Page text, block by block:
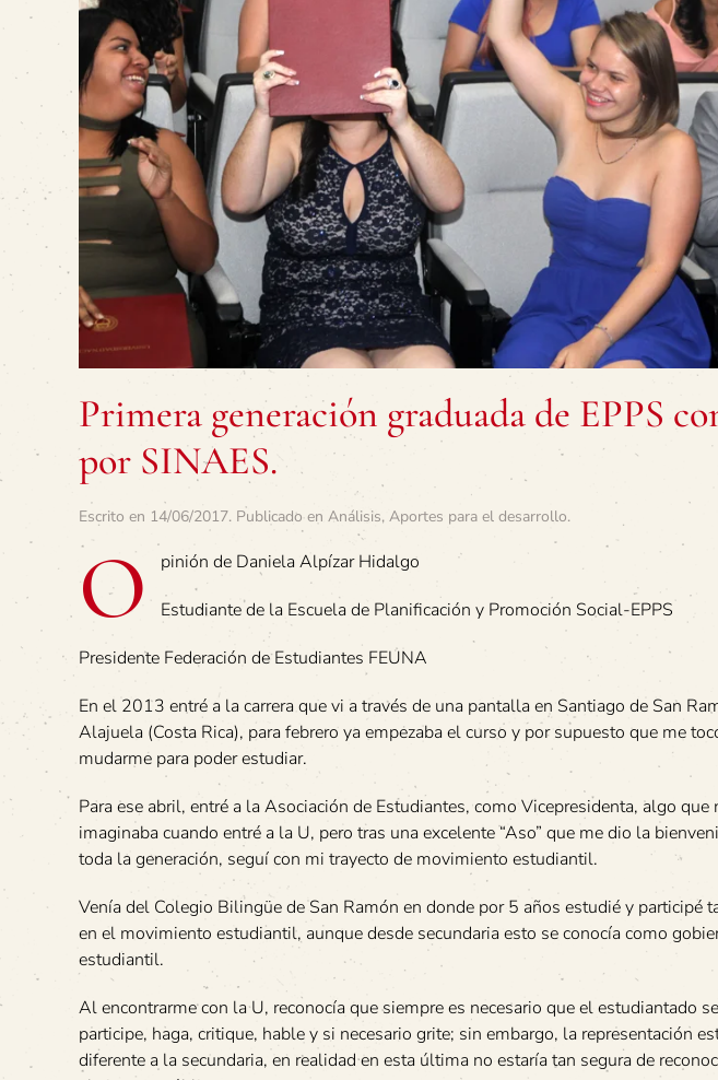
Primera generación graduada de EPPS
por SINAES.
Escrito en 14/06/2017. Publicado en Análisis, Aportes para el desarrollo.
O
pinión de Daniela Alpízar Hidalgo
Estudiante de la Escuela de Planificación y Promoción Social-EPPS
Presidente Federación de Estudiantes FEUNA
En el 2013 entré a la carrera que vi a través de una pantalla en Santiago de San
Alajuela (Costa Rica), para febrero ya empezaba el curso y por supuesto que me
mudarme para poder estudiar.
Para ese abril, entré a la Asociación de Estudiantes, como Vicepresidenta, algo que
imaginaba cuando entré a la U, pero tras una excelente “Aso” que me dio la
toda la generación, seguí con mi trayecto de movimiento estudiantil.
Venía del Colegio Bilingüe de San Ramón en donde por 5 años estudié y participé
en el movimiento estudiantil, aunque desde secundaria esto se conocía como
estudiantil.
Al encontrarme con la U, reconocía que siempre es necesario que el estudiantado
participe, haga, critique, hable y si necesario grite; sin embargo, la representación
diferente a la secundaria, en realidad en esta última no estaría tan segura de